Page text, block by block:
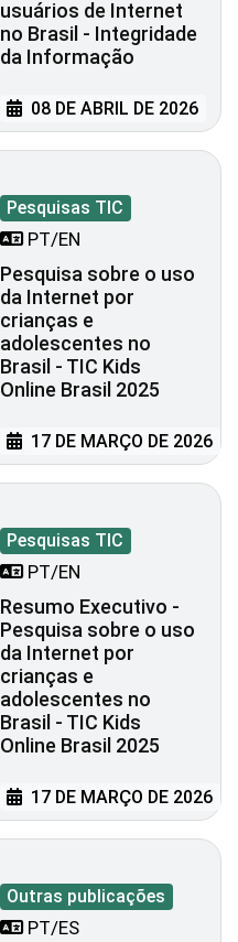
usuários de Internet
no Brasil - Integridade
da Informação
08 DE ABRIL DE 2026
Pesquisas TIC
PT/EN
Pesquisa sobre o uso
da Internet por
crianças e
adolescentes no
Brasil - TIC Kids
Online Brasil 2025
17 DE MARÇO DE 2026
Pesquisas TIC
PT/EN
Resumo Executivo -
Pesquisa sobre o uso
da Internet por
crianças e
adolescentes no
Brasil - TIC Kids
Online Brasil 2025
17 DE MARÇO DE 2026
Outras publicações
PT/ES